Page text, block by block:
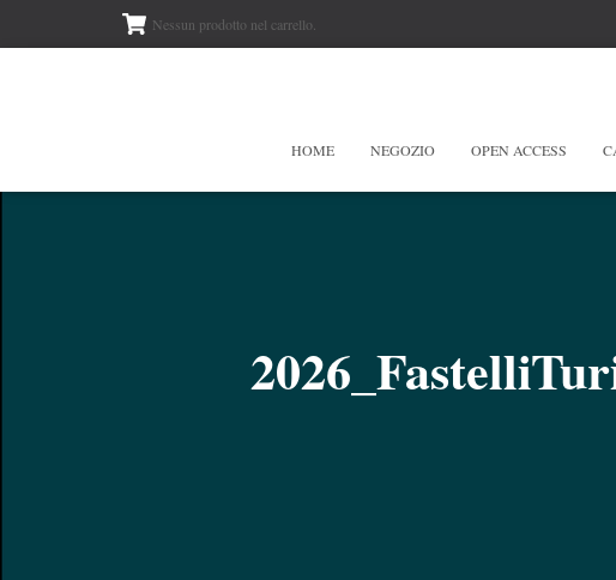
Nessun prodotto nel carrello.
HOME NEGOZIO OPEN ACCESS